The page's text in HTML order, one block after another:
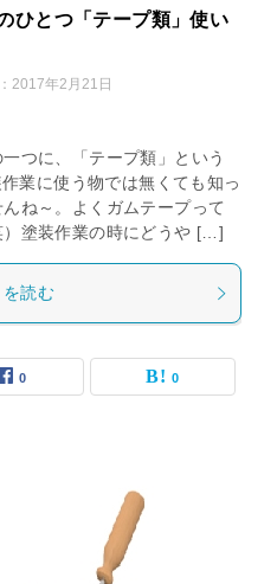
ひとつ「テープ類」使い
2017年2月21日
つに、「テープ類」という
業に使う物では無くても知っ
ね～。よくガムテープって
）塗装作業の時にどうや […]
読む
0 0